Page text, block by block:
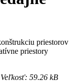
priestorov
priestory
59.26 kB